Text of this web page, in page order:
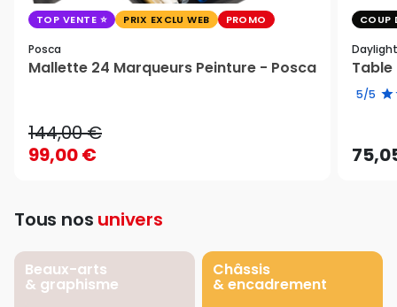
TOP VENTE PRIX EXCLU WEB PROMO
Posca
Mallette 24 Marqueurs Peinture - Posca
144,00 €
99,00 €
COUP
Daylight
Table
5/5
Tous nos univers
Beaux-arts
& graphisme
Châssis
& encadrement